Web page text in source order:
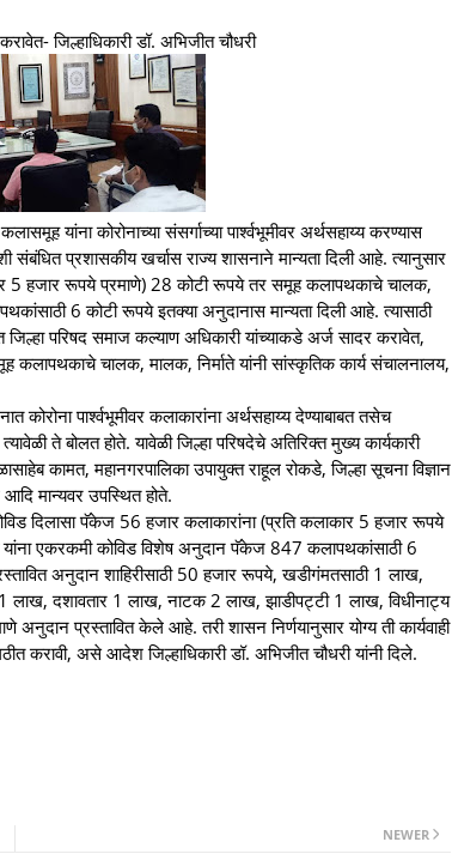
जिल्हाधिकारी डॉ. अभिजीत चौधरी
यांना कोरोनाच्या संसर्गाच्या पार्श्वभूमीवर अर्थसहाय्य करण्यास
प्रशासकीय खर्चास राज्य शासनाने मान्यता दिली आहे. त्यानुसार
5 हजार रूपये प्रमाणे) 28 कोटी रूपये तर समूह कलापथकाचे चालक,
6 कोटी रूपये इतक्या अनुदानास मान्यता दिली आहे. त्यासाठी
जिल्हा परिषद समाज कल्याण अधिकारी यांच्याकडे अर्ज सादर करावेत,
कलापथकाचे चालक, मालक, निर्माते यांनी सांस्कृतिक कार्य संचालनालय,
कोरोना पार्श्वभूमीवर कलाकारांना अर्थसहाय्य देण्याबाबत तसेच
ते बोलत होते. यावेळी जिल्हा परिषदेचे अतिरिक्त मुख्य कार्यकारी
कामत, महानगरपालिका उपायुक्त राहूल रोकडे, जिल्हा सूचना विज्ञान
मान्यवर उपस्थित होते.
दिलासा पॅकेज 56 हजार कलाकारांना (प्रति कलाकार 5 हजार रूपये
एकरकमी कोविड विशेष अनुदान पॅकेज 847 कलापथकांसाठी 6
अनुदान शाहिरीसाठी 50 हजार रूपये, खडीगंमतसाठी 1 लाख,
लाख, दशावतार 1 लाख, नाटक 2 लाख, झाडीपट्टी 1 लाख, विधीनाट्य
प्रस्तावित केले आहे. तरी शासन निर्णयानुसार योग्य ती कार्यवाही
करावी, असे आदेश जिल्हाधिकारी डॉ. अभिजीत चौधरी यांनी दिले.
NEWER